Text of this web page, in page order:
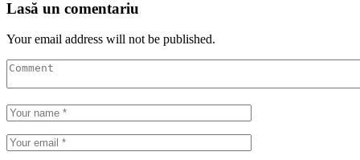
Lasă un comentariu
Your email address will not be published.